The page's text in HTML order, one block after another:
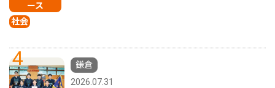
ース
社会
4
鎌倉
2026.07.31